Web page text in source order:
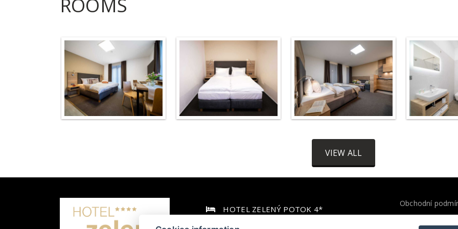
ROOMS
VIEW ALL
HOTEL ZELENÝ POTOK 4*
Obchodní